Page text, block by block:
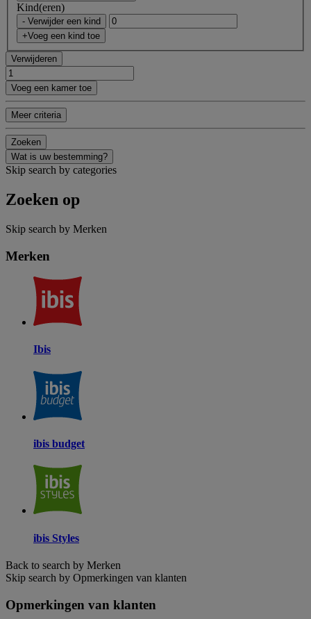
Kind(eren)
- Verwijder een kind
+Voeg een kind toe
Verwijderen
Voeg een kamer toe
Meer criteria
Zoeken
Wat is uw bestemming?
Skip search by categories
Zoeken op
Skip search by Merken
Merken
Ibis
ibis budget
ibis Styles
Back to search by Merken
Skip search by Opmerkingen van klanten
Opmerkingen van klanten